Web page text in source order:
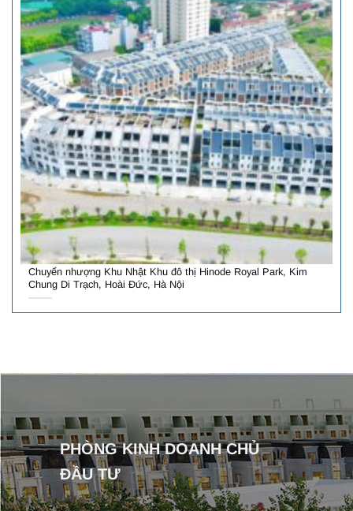
Chuyển nhượng Khu Nhật Khu đô thị Hinode Royal Park, Kim
Chung Di Trạch, Hoài Đức, Hà Nội
PHÒNG KINH DOANH CHỦ
ĐẦU TƯ